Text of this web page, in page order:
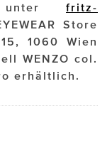
unter fritz-
Store
1060 Wien
WENZO col.
erhältlich.